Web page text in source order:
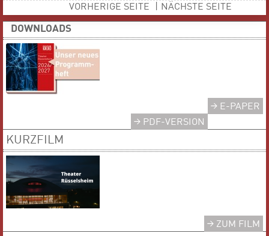
VORHERIGE SEITE NÄCHSTE SEITE
DOWNLOADS
E-PAPER
PDF-VERSION
KURZFILM
ZUM FILM